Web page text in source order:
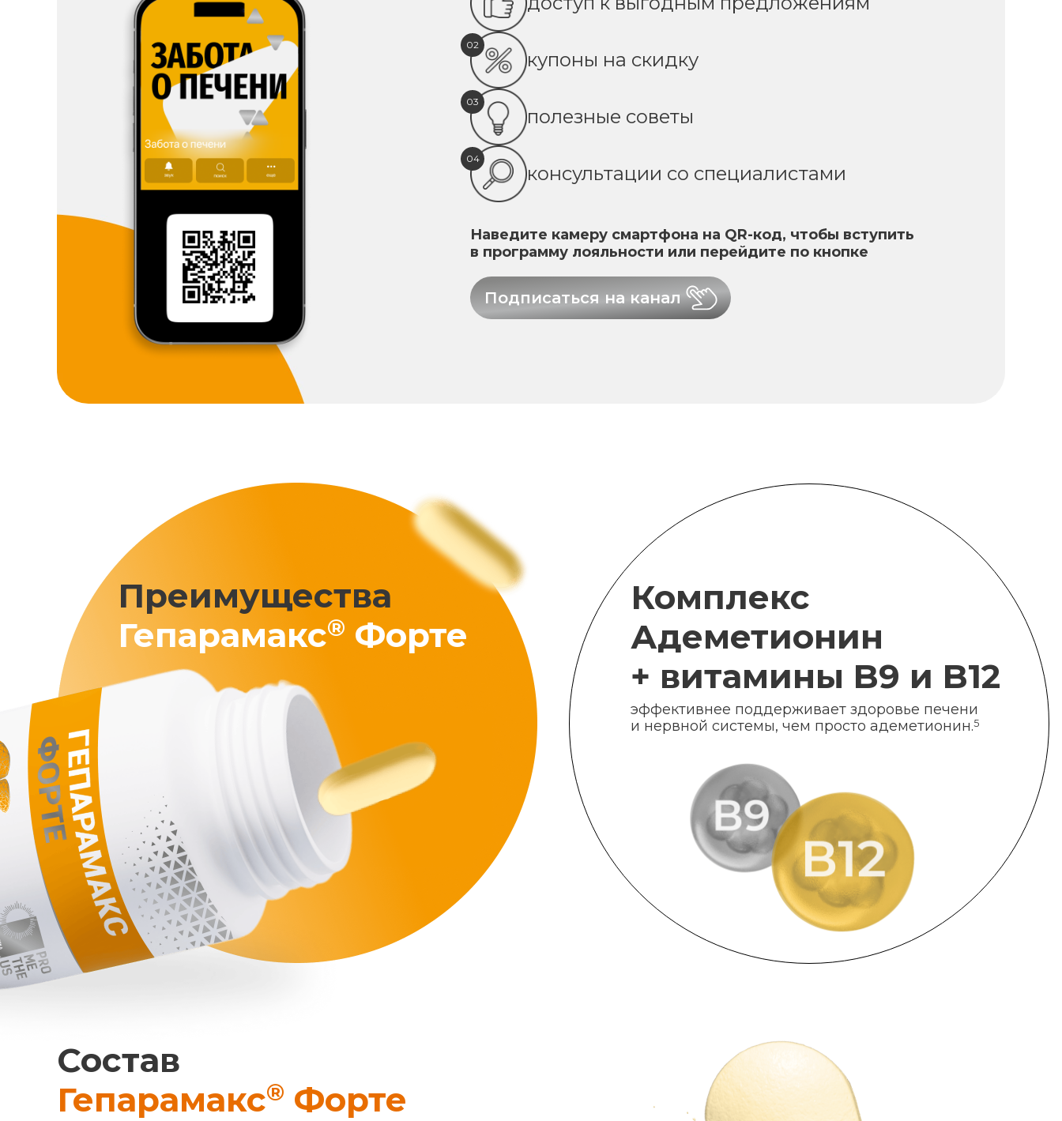
02
купоны на скидку
03
полезные советы
04
консультации со специалистами
Наведите камеру смартфона на QR-код, чтобы вступить
в программу лояльности или перейдите по кнопке
Подписаться на канал
Преимущества
Гепарамакс® Форте
Комплекс
Адеметионин
+ витамины B9 и B12
эффективнее поддерживает здоровье печени
и нервной системы, чем просто адеметионин.5
Состав
Гепарамакс® Форте